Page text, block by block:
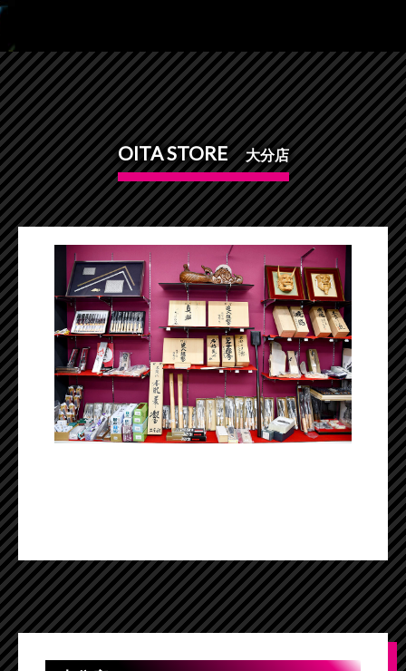
OITA STORE 大分店